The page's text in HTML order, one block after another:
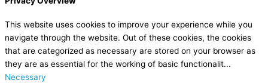
This website uses cookies to improve your experience while you
navigate through the website. Out of these cookies, the cookies
that are categorized as necessary are stored on your browser as
they are as essential for the working of basic functionalit...
Necessary